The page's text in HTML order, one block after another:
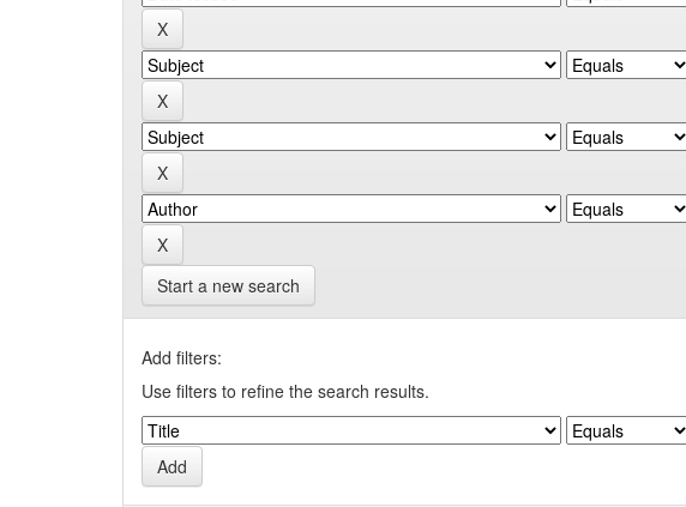
Start a new search
Add filters:
Use filters to refine the search results.